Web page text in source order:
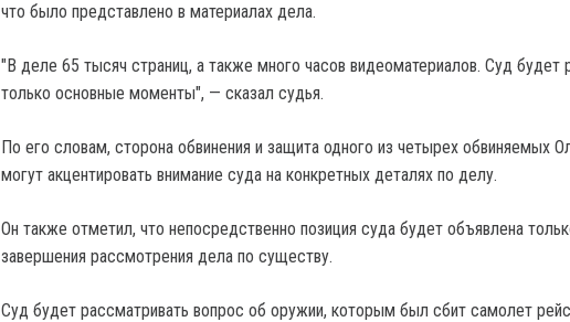
что было представлено в материалах дела.
"В деле 65 тысяч страниц, а также много часов видеоматериалов. Суд будет
только основные моменты", — сказал судья.
По его словам, сторона обвинения и защита одного из четырех обвиняемых
могут акцентировать внимание суда на конкретных деталях по делу.
Он также отметил, что непосредственно позиция суда будет объявлена
завершения рассмотрения дела по существу.
Суд будет рассматривать вопрос об оружии, которым был сбит самолет